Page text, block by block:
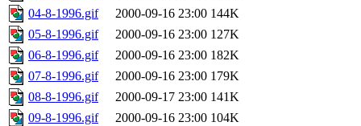
04-8-1996.gif
2000-09-16 23:00 144K
05-8-1996.gif
2000-09-16 23:00 127K
06-8-1996.gif
2000-09-16 23:00 182K
07-8-1996.gif
2000-09-16 23:00 179K
08-8-1996.gif
2000-09-17 23:00 141K
09-8-1996.gif
2000-09-16 23:00 104K